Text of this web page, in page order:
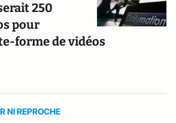
250
pour
forme de vidéos
NI REPROCHE